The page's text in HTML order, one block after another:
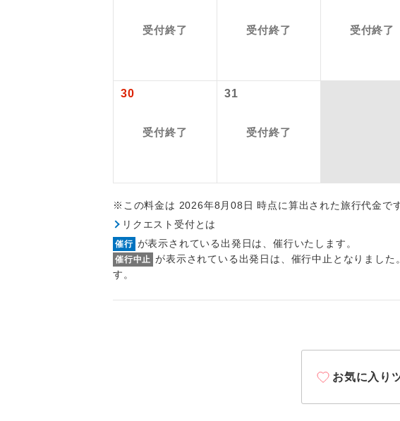
受付終了 受付終了 受付終了
30
受付終了
31
受付終了
※この料金は 2026年8月08日 時点に算出された旅行代金です
リクエスト受付とは
催行 が表示されている出発日は、催行いたします。
催行中止 が表示されている出発日は、催行中止となりまし
す。
お気に入り
おひとり様参加限定